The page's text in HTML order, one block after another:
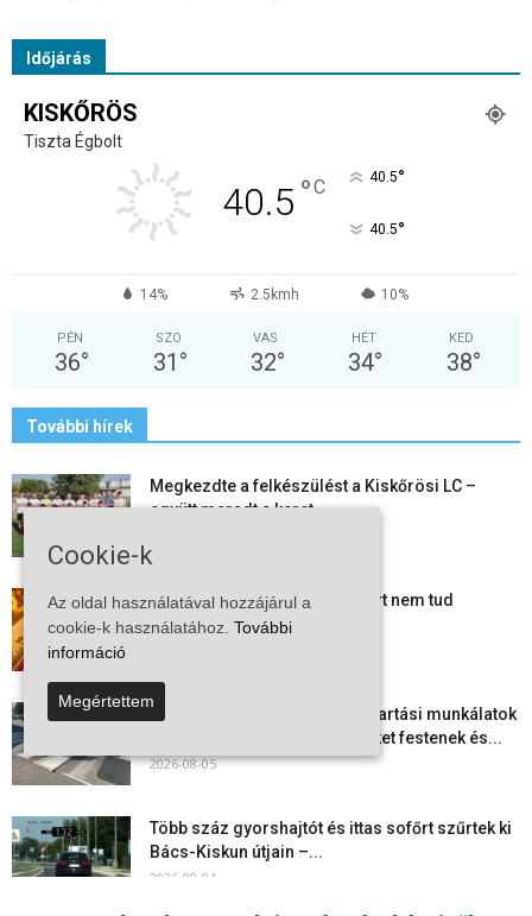
Időjárás
KISKŐRÖS
Tiszta Égbolt
40.5 °C 40.5°
40.5°
14% 2.5kmh 10%
PÉN
36°
SZO
31 °
VAS
32°
HÉT
34°
KED
38°
További hírek
Megkezdte a felkészülést a Kiskőrösi LC –
együtt maradt a keret,...
Mi történik Európa felett? Ezért nem tud
szabadulni a kontinens a...
Folyamatosak a nyári karbantartási munkálatok
Kiskőrösön – útburkolati jeleket festenek és...
2026-08-05
Több száz gyorshajtót és ittas sofőrt szűrtek ki
Bács-Kiskun útjain –...
2026-08-04
Cookie-k
Az oldal használatával hozzájárul a
cookie-k használatához. További
információ
Megértettem